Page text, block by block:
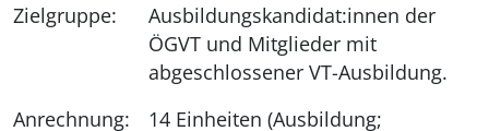
Zielgruppe:
Ausbildungskandidat:innen der
ÖGVT und Mitglieder mit
abgeschlossener VT-Ausbildung.
Anrechnung:
14 Einheiten (Ausbildung;